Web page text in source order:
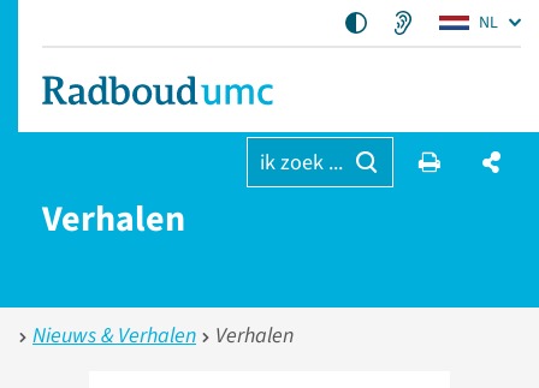
NL
ik zoek ...
Verhalen
Nieuws & Verhalen Verhalen